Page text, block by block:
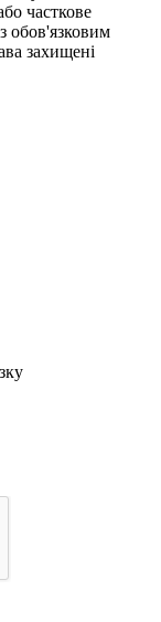
часткове
обов'язковим
захищені